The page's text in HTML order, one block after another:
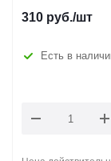
310 руб./шт
Есть в